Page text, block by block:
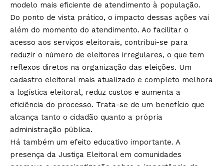
modelo mais eficiente de atendimento à população.
Do ponto de vista prático, o impacto dessas ações vai
além do momento do atendimento. Ao facilitar o
acesso aos serviços eleitorais, contribui-se para
reduzir o número de eleitores irregulares, o que tem
reflexos diretos na organização das eleições. Um
cadastro eleitoral mais atualizado e completo melhora
a logística eleitoral, reduz custos e aumenta a
eficiência do processo. Trata-se de um benefício que
alcança tanto o cidadão quanto a própria
administração pública.
Há também um efeito educativo importante. A
presença da Justiça Eleitoral em comunidades